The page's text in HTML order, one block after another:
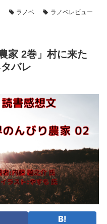
ラノベ
ラノベレビュー
家 2巻」村に来た
バレ